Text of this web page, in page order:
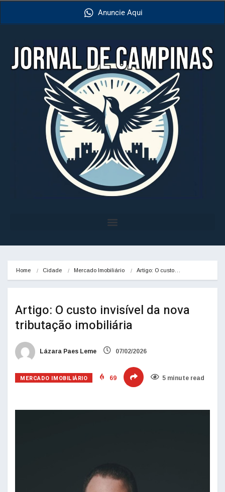
Anuncie Aqui
Home Cidade Mercado Imobiliário Artigo: O custo…
Artigo: O custo invisível da nova
tributação imobiliária
Lázara Paes Leme 07/02/2026
MERCADO IMOBILIÁRIO 69 5 minute read